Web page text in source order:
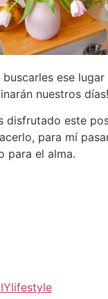
ese
nuestros días!
disfrutado este
para mí
para el alma.
lifestyle